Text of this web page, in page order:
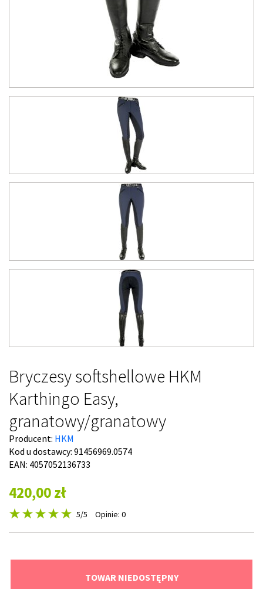
Bryczesy softshellowe HKM
Karthingo Easy,
granatowy/granatowy
Producent: HKM
Kod u dostawcy: 91456969.0574
EAN: 4057052136733
420,00 zł
5/5 Opinie: 0
TOWAR NIEDOSTĘPNY